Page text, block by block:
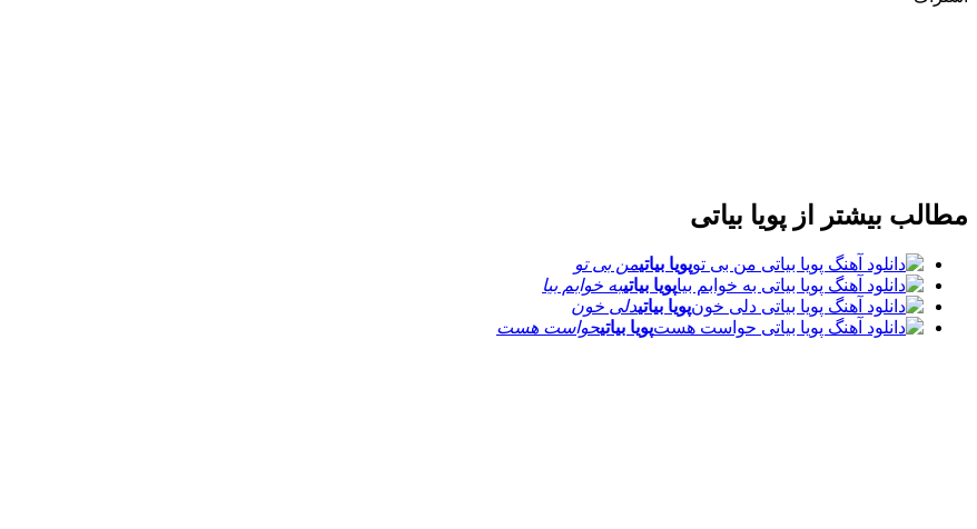
مطالب بیشتر از پویا بیاتی
پویا بیاتیمن بی تو
پویا بیاتیبه خوابم بیا
پویا بیاتیدلی خون
پویا بیاتیحواست هست